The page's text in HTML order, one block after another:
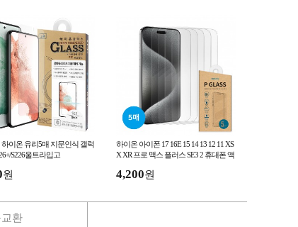
이온 유리5매 지문인식 갤럭
S226울트라입고
원
하이온 아이폰 17 16E 15 14 13 12 11 XS
X XR 프로 맥스 플러스 SE3 2 휴대폰 액
4,200원
환